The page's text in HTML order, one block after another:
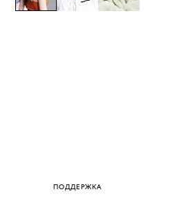
ПОДДЕРЖКА